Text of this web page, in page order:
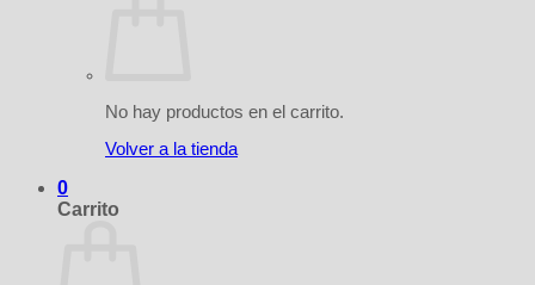
No hay productos en el carrito.
Volver a la tienda
0
Carrito